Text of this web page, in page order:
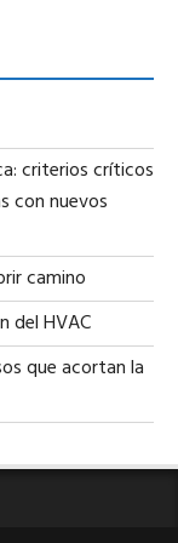
criterios críticos
con nuevos
camino
del HVAC
que acortan la